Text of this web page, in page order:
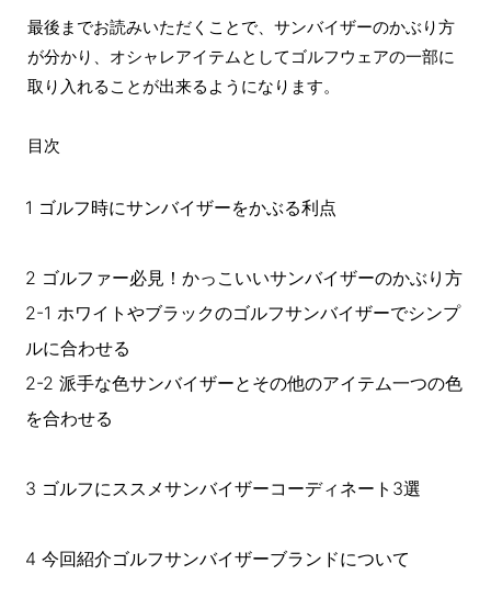
最後までお読みいただくことで、サンバイザーのかぶり方
が分かり、オシャレアイテムとしてゴルフウェアの一部に
取り入れることが出来るようになります。
目次
1 ゴルフ時にサンバイザーをかぶる利点
2 ゴルファー必見！かっこいいサンバイザーのかぶり方
2-1 ホワイトやブラックのゴルフサンバイザーでシンプ
ルに合わせる
2-2 派手な色サンバイザーとその他のアイテム一つの色
を合わせる
3 ゴルフにススメサンバイザーコーディネート3選
4 今回紹介ゴルフサンバイザーブランドについて